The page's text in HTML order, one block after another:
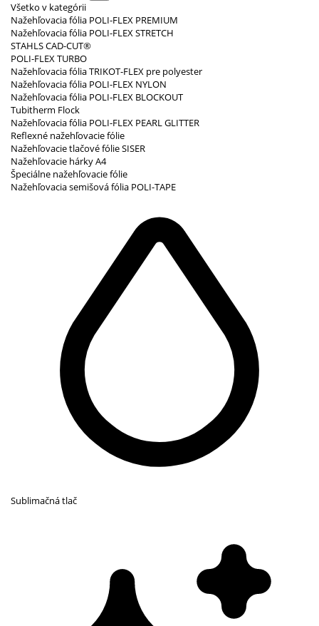
Všetko v kategórii
Nažehľovacia fólia POLI-FLEX PREMIUM
Nažehľovacia fólia POLI-FLEX STRETCH
STAHLS CAD-CUT®
POLI-FLEX TURBO
Nažehľovacia fólia TRIKOT-FLEX pre polyester
Nažehľovacia fólia POLI-FLEX NYLON
Nažehľovacia fólia POLI-FLEX BLOCKOUT
Tubitherm Flock
Nažehľovacia fólia POLI-FLEX PEARL GLITTER
Reflexné nažehľovacie fólie
Nažehľovacie tlačové fólie SISER
Nažehľovacie hárky A4
Špeciálne nažehľovacie fólie
Nažehľovacia semišová fólia POLI-TAPE
Sublimačná tlač